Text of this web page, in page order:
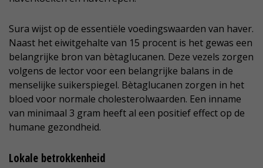
Sura wijst op de essentiële voedingswaarden van haver.
Naast het eiwitgehalte van 15 procent is het gewas een
belangrijke bron van bètaglucanen. Deze vezels zorgen
volgens de lector voor een belangrijke balans in de
menselijke suikerspiegel. Bètaglucanen zorgen in het
bloed voor normale cholesterolwaarden. Een inname
van minimaal 3 gram heeft al een positief effect op de
humane gezondheid.
Lokale betrokkenheid